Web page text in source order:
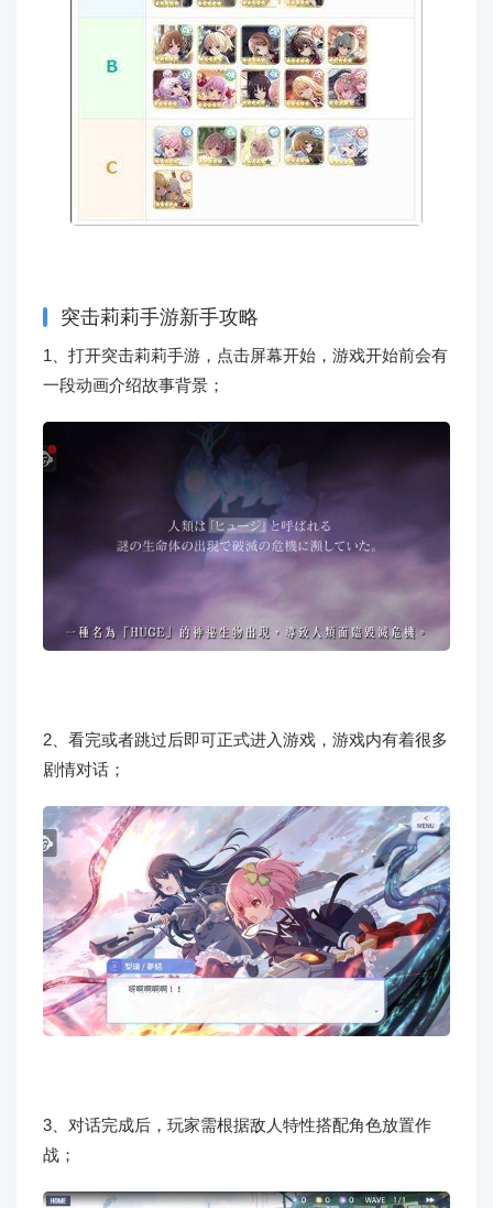
突击莉莉手游新手攻略
1、打开突击莉莉手游，点击屏幕开始，游戏开始前会有
一段动画介绍故事背景；
2、看完或者跳过后即可正式进入游戏，游戏内有着很多
剧情对话；
3、对话完成后，玩家需根据敌人特性搭配角色放置作
战；